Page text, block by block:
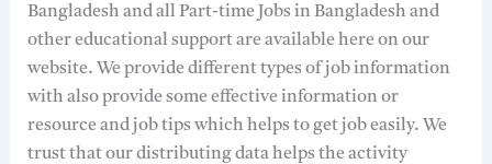
Bangladesh and all Part-time Jobs in Bangladesh and
other educational support are available here on our
website. We provide different types of job information
with also provide some effective information or
resource and job tips which helps to get job easily. We
trust that our distributing data helps the activity